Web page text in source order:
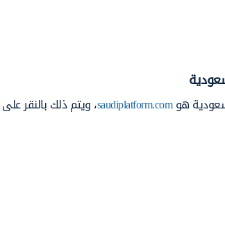
هوsaudiplatform.com، ويتم ذلك بالنقر